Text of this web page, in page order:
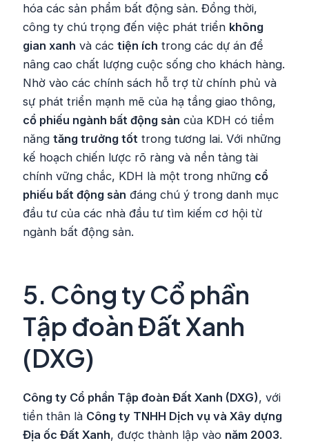
hóa các sản phẩm bất động sản. Đồng thời,
công ty chú trọng đến việc phát triển không
gian xanh và cáctiện ích trong các dự án để
nâng cao chất lượng cuộc sống cho khách hàng.
Nhờ vào các chính sách hỗ trợ từ chính phủ và
sự phát triển mạnh mẽ của hạ tầng giao thông,
cổ phiếu ngành bất động sản của KDH có tiềm
năngtăng trưởng tốt trong tương lai. Với những
kế hoạch chiến lược rõ ràng và nền tảng tài
chính vững chắc, KDH là một trong những cổ
phiếu bất động sản đáng chú ý trong danh mục
đầu tư của các nhà đầu tư tìm kiếm cơ hội từ
ngành bất động sản.
5. Công ty Cổ phần
Tập đoàn Đất Xanh
(DXG)
Công ty Cổ phần Tập đoàn Đất Xanh (DXG), với
tiền thân là Công ty TNHH Dịch vụ và Xây dựng
Địa ốc Đất Xanh, được thành lập vào năm 2003.